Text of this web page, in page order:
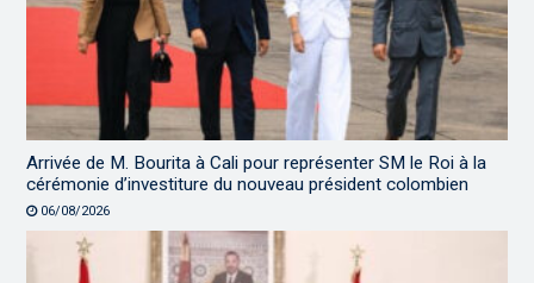
Arrivée de M. Bourita à Cali pour représenter SM le Roi à la
cérémonie d’investiture du nouveau président colombien
06/08/2026